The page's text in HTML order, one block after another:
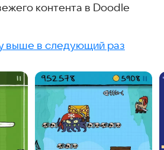
контента в Doodle
выше в следующий раз